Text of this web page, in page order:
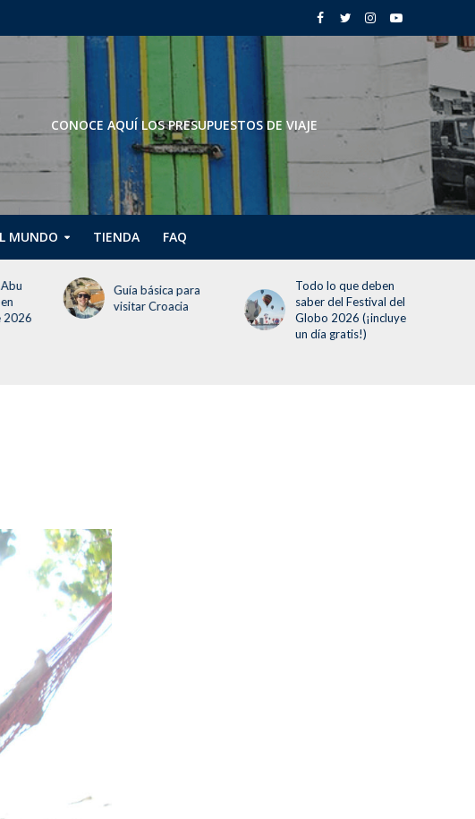
CONOCE AQUÍ LOS PRESUPUESTOS DE VIAJE
MUNDO TIENDA FAQ
Todo lo que deben
saber del Festival del
Todo lo que debes
saber sobre la
temporada navideña
en Disneyland